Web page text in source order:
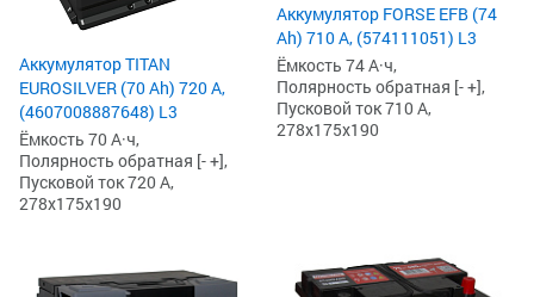
Аккумулятор TITAN
EUROSILVER (70 Ah) 720 А,
(4607008887648) L3
Ёмкость 70 А·ч,
Полярность обратная [- +],
Пусковой ток 720 А,
278x175x190
Аккумулятор FORSE EFB (74
Ah) 710 А, (574111051) L3
Ёмкость 74 А·ч,
Полярность обратная [- +],
Пусковой ток 710 А,
278x175x190